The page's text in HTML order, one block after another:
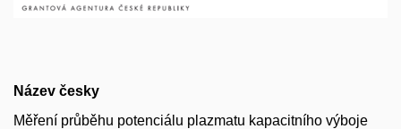
Název česky
Měření průběhu potenciálu plazmatu kapacitního výboje